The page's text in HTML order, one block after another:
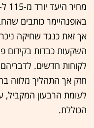
באופנהיימר כותבים
אך זאת כנגד שחיקה
חזק אך התהליך מלווה
לעומת הרבעון המקביל,
הכוללת.